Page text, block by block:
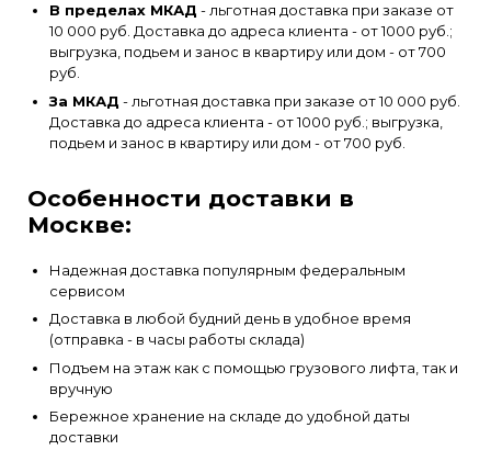
В пределах МКАД - льготная доставка при заказе от
10 000 руб. Доставка до адреса клиента - от 1000 руб.;
выгрузка, подьем и занос в квартиру или дом - от 700
руб.
За МКАД - льготная доставка при заказе от 10 000 руб.
Доставка до адреса клиента - от 1000 руб.; выгрузка,
подьем и занос в квартиру или дом - от 700 руб.
Особенности доставки в
Москве:
Надежная доставка популярным федеральным
сервисом
Доставка в любой будний день в удобное время
(отправка - в часы работы склада)
Подъем на этаж как с помощью грузового лифта, так и
вручную
Бережное хранение на складе до удобной даты
доставки